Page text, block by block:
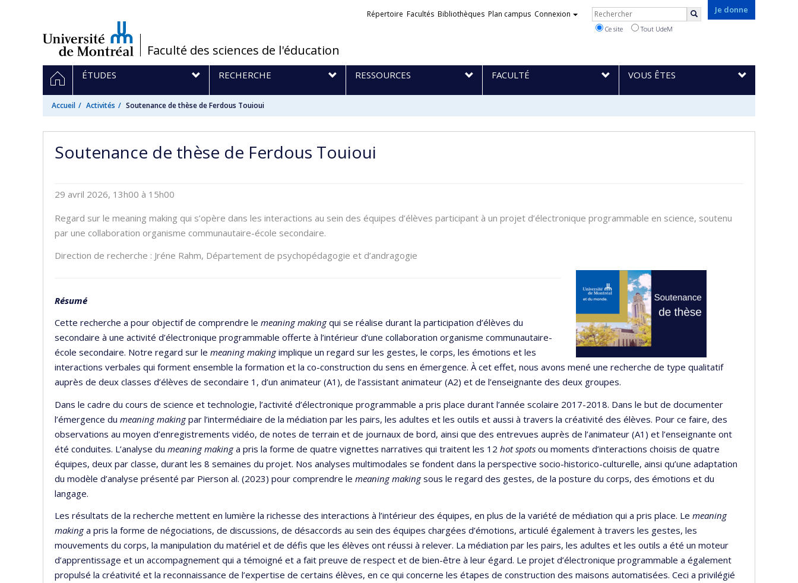
/Faculté des sciences de l'éducation
Je donne
Liens
Répertoire Facultés Bibliothèques Plan campus Connexion Rechercher
Ce site Tout UdeM
Navigation
principale
ACCUEIL
ÉTUDES RECHERCHE RESSOURCES FACULTÉ VOUS ÊTES
Accueil Activités Soutenance de thèse de Ferdous Touioui
Soutenance de thèse de Ferdous Touioui
29 avril 2026, 13h00 à 15h00
Regard sur le meaning making qui s’opère dans les interactions au sein des équipes d’élèves participant à un projet d’électronique programmable en science, soutenu
par une collaboration organisme communautaire-école secondaire.
Direction de recherche : Jréne Rahm, Département de psychopédagogie et d’andragogie
Résumé
Cette recherche a pour objectif de comprendre le meaning makingqui se réalise durant la participation d’élèves du
secondaire à une activité d’électronique programmable offerte à l’intérieur d’une collaboration organisme communautaire-
école secondaire. Notre regard sur le meaning makingimplique un regard sur les gestes, le corps, les émotions et les
interactions verbales qui forment ensemble la formation et la co-construction du sens en émergence. À cet effet, nous avons mené une recherche de type qualitatif
auprès de deux classes d’élèves de secondaire 1, d’un animateur (A1), de l’assistant animateur (A2) et de l’enseignante des deux groupes.
Dans le cadre du cours de science et technologie, l’activité d’électronique programmable a pris place durant l’année scolaire 2017-2018. Dans le but de documenter
l’émergence du meaning makingpar l’intermédiaire de la médiation par les pairs, les adultes et les outils et aussi à travers la créativité des élèves. Pour ce faire, des
observations au moyen d’enregistrements vidéo, de notes de terrain et de journaux de bord, ainsi que des entrevues auprès de l’animateur (A1) et l’enseignante ont
été conduites. L’analyse du meaning makinga pris la forme de quatre vignettes narratives qui traitent les 12 hot spots ou moments d’interactions choisis de quatre
équipes, deux par classe, durant les 8 semaines du projet. Nos analyses multimodales se fondent dans la perspective socio-historico-culturelle, ainsi qu’une adaptation
du modèle d’analyse présenté par Pierson al. (2023) pour comprendre le meaning makingsous le regard des gestes, de la posture du corps, des émotions et du
langage.
Les résultats de la recherche mettent en lumière la richesse des interactions à l’intérieur des équipes, en plus de la variété de médiation qui a pris place. Le meaning
makinga pris la forme de négociations, de discussions, de désaccords au sein des équipes chargées d’émotions, articulé également à travers les gestes, les
mouvements du corps, la manipulation du matériel et de défis que les élèves ont réussi à relever. La médiation par les pairs, les adultes et les outils a été un moteur
d’apprentissage et un accompagnement qui a témoigné et a fait preuve de respect et de bien-être à leur égard. Le projet d’électronique programmable a également
propulsé la créativité et la reconnaissance de l’expertise de certains élèves, en ce qui concerne les étapes de construction des maisons automatisées. Ceci a privilégié